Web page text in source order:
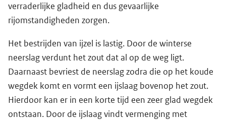
verraderlijke gladheid en dus gevaarlijke
rijomstandigheden zorgen.
Het bestrijden van ijzel is lastig. Door de winterse
neerslag verdunt het zout dat al op de weg ligt.
Daarnaast bevriest de neerslag zodra die op het koude
wegdek komt en vormt een ijslaag bovenop het zout.
Hierdoor kan er in een korte tijd een zeer glad wegdek
ontstaan. Door de ijslaag vindt vermenging met